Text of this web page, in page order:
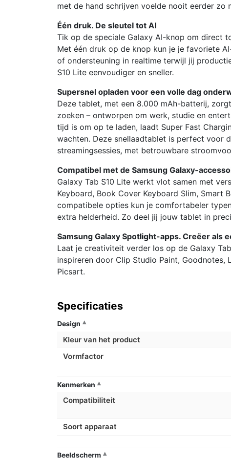
met de hand schrijven voelde nooit eerder zo
Één druk. De sleutel tot AI
Tik op de speciale Galaxy AI-knop om direct
Met één druk op de knop kun je je favoriete
of ondersteuning in realtime terwijl jij
S10 Lite eenvoudiger en sneller.
Supersnel opladen voor een volle dag
Deze tablet, met een 8.000 mAh-batterij,
zoeken – ontworpen om werk, studie en
tijd is om op te laden, laadt Super Fast
wachten. Deze snellaadtablet is perfect voor
streamingsessies, met betrouwbare
Compatibel met de Samsung Galaxy-
Galaxy Tab S10 Lite werkt vlot samen met
Keyboard, Book Cover Keyboard Slim, Smart
compatibele opties kun je comfortabeler
extra helderheid. Zo deel jij jouw tablet in
Samsung Galaxy Spotlight-apps. Creëer als
Laat je creativiteit verder los op de Galaxy
inspireren door Clip Studio Paint, Goodnotes,
Picsart.
Specificaties
Design
Kleur van het product
Vormfactor
Kenmerken
Compatibiliteit
Soort apparaat
Beeldscherm